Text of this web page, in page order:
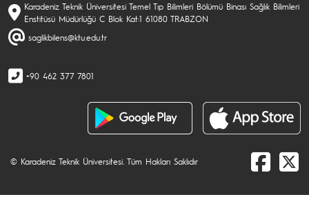
Karadeniz Teknik Üniversitesi Temel Tıp Bilimleri Bölümü Binası Sağlık Bilimleri
Enstitüsü Müdürlüğü C Blok Kat:1 61080 TRABZON
saglikbilens@ktu.edu.tr
+90 462 377 7801
© Karadeniz Teknik Üniversitesi. Tüm Hakları Saklıdır